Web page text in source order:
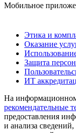
Мобильное
Этика и
Оказание
Защита
ИТ
На
рекомендательные
предоставления
и анализа